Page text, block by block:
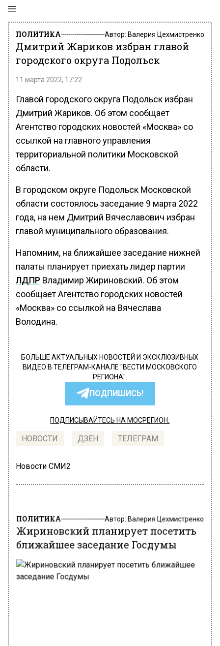
ПОЛИТИКА Автор: Валерия Цехмистренко
Дмитрий Жариков избран главой
городского округа Подольск
11 марта 2022, 17:22
Главой городского округа Подольск избран
Дмитрий Жариков. Об этом сообщает
Агентство городских новостей «Москва» со
ссылкой на главного управления
территориальной политики Московской
области.
В городском округе Подольск Московской
области состоялось заседание 9 марта 2022
года, на нем Дмитрий Вячеславович избран
главой муниципального образования.
Напомним, на ближайшее заседание нижней
палаты планирует приехать лидер партии
ЛДПР Владимир Жириновский. Об этом
сообщает Агентство городских новостей
«Москва» со ссылкой на Вячеслава
Володина.
БОЛЬШЕ АКТУАЛЬНЫХ НОВОСТЕЙ И ЭКСКЛЮЗИВНЫХ
ВИДЕО В ТЕЛЕГРАМ-КАНАЛЕ "ВЕСТИ МОСКОВСКОГО
РЕГИОНА".
ПОДПИШИСЬ!
ПОДПИСЫВАЙТЕСЬ НА МОСРЕГИОН:
НОВОСТИ ДЗЕН ТЕЛЕГРАМ
Новости СМИ2
ПОЛИТИКА Автор: Валерия Цехмистренко
Жириновский планирует посетить
ближайшее заседание Госдумы